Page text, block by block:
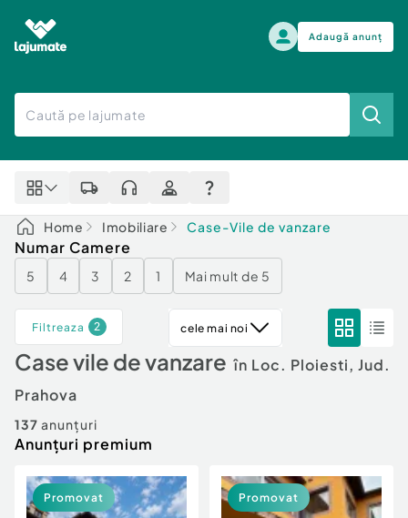
Adaugă anunț
Alege categoria
Toate Anunturile
Auto, moto si ambarcatiuni
Imobiliare
Electronice si electrocasnice
Casa si gradina
Piese auto
Mama si copilul
Moda si frumusete
Sport, timp liber, arta
Locuri de munca
Servicii
Animale de companie
Afaceri și echipamente profesionale
Inchiriere Bunuri si Vehicule
Autoturisme
Anvelope si Jante
Alege dupa sezon
Scutere - ATV - UTV
Autoutilitare
Ambarcatiuni
Camioane - Rulote - Remorci
Motociclete
Utilaje agricole si industriale
Piese auto si accesorii
Dacia Duster
Home Imobiliare Case-Vile de vanzare
Numar Camere
5 4 3 2 1 Mai mult de 5
Filtreaza 2 cele mai noi
Case vile de vanzare în Loc. Ploiesti, Jud.
Prahova
137 anunțuri
Anunțuri premium
Promovat Promovat